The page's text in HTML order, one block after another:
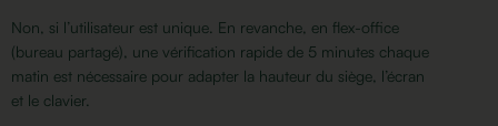
Non, si l’utilisateur est unique. En revanche, en flex-office
(bureau partagé), une vérification rapide de 5 minutes chaque
matin est nécessaire pour adapter la hauteur du siège, l’écran
et le clavier.